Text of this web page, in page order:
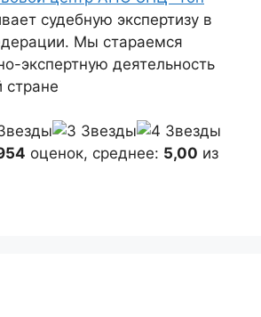
судебную экспертизу в
Мы стараемся
экспертную деятельность
оценок, среднее: 5,00 из